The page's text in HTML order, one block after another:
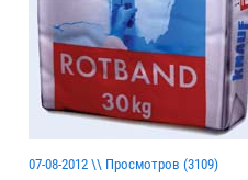
07-08-2012 \\ Просмотров (3109)